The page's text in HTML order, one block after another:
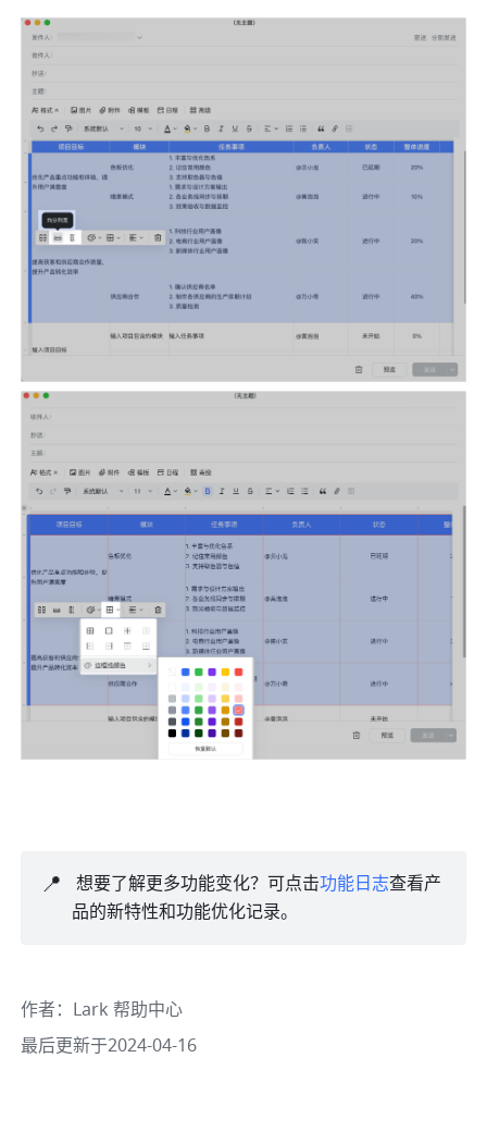
📍 想要了解更多功能变化？可点击功能日志查看产
品的新特性和功能优化记录。
作者： Lark 帮助中心
最后更新于2024-04-16